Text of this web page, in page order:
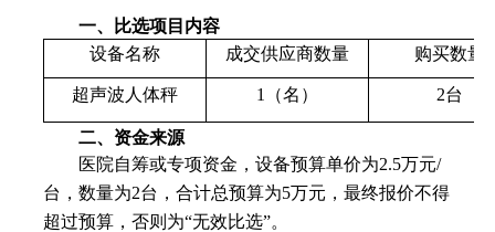
一、比选项目内容
设备名称
成交供应商数量 购买数量
超声波人体秤 1（名） 2台
二、资金来源
医院自筹或专项资金，设备预算单价为2.5万元/
台，数量为2台，合计总预算为5万元，最终报价不得
超过预算，否则为“无效比选”。